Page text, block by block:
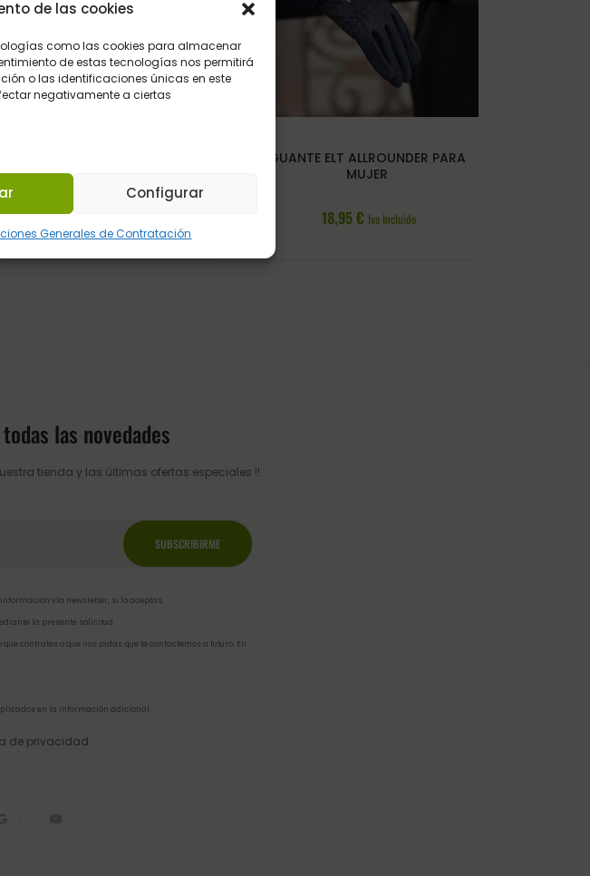
de las cookies
como las cookies para almacenar
de estas tecnologías nos permitirá
o las identificaciones únicas en este
negativamente a ciertas
Configurar
Generales de Contratación
19,95
GUANTE ELT ALLROUNDER PARA
MUJER
18,95€ Iva Incluido
las novedades
tienda y las últimas ofertas especiales !!
vía newsletter, si lo aceptas.
la presente solicitud.
contrates o que nos pidas que te contactemos a futuro. En
en la información adicional
de privacidad